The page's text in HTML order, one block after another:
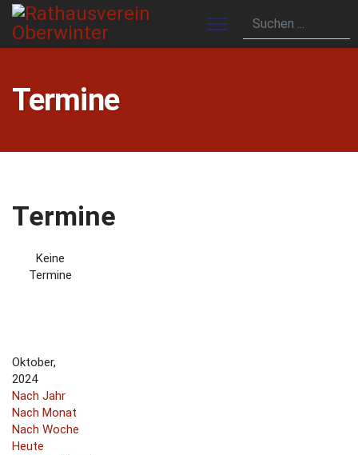
Termine
Termine
Keine
Termine
Oktober,
2024
Nach Jahr
Nach Monat
Nach Woche
Heute